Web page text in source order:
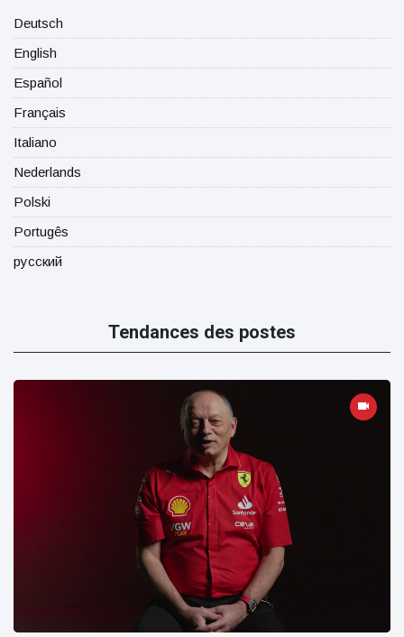
Deutsch
English
Español
Français
Italiano
Nederlands
Polski
Portugês
русский
Tendances des postes